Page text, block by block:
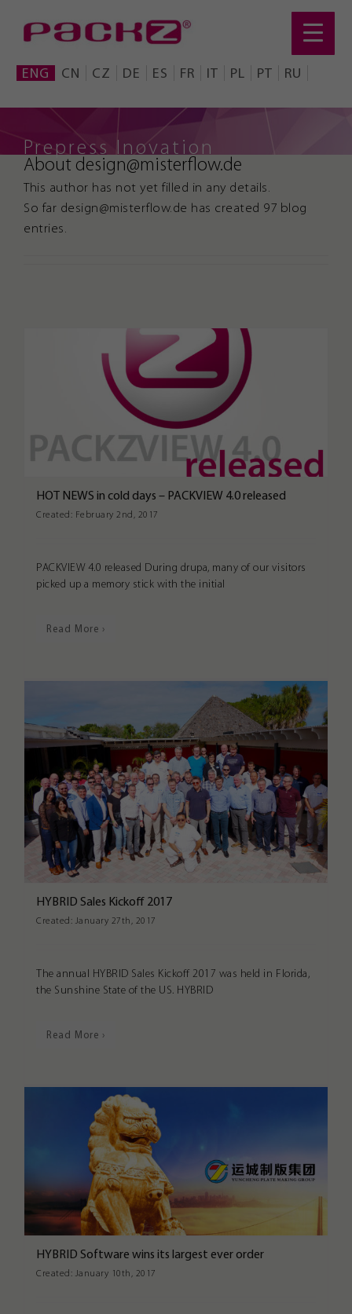
ENG CN CZ DE ES FR IT PL PT RU
Prepress Inovation
About design@misterflow.de
This author has not yet filled in any details.
So far design@misterflow.de has created 97 blog
entries.
HOT NEWS in cold days – PACKVIEW 4.0 released
Created: February 2nd, 2017
PACKVIEW 4.0 released During drupa, many of our visitors
picked up a memory stick with the initial
Read More ›
HYBRID Sales Kickoff 2017
Created: January 27th, 2017
The annual HYBRID Sales Kickoff 2017 was held in Florida,
the Sunshine State of the US. HYBRID
Read More ›
HYBRID Software wins its largest ever order
Created: January 10th, 2017